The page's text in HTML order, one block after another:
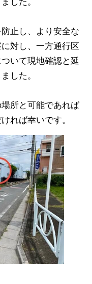
止し、より安全な
対し、一方通行区
いて現地確認と延
した。
所と可能であれば
れば幸いです。